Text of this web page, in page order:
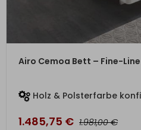
ZUM
Airo Cemoa Bett – Fine-Line
Holz & Polsterfarbe
1.485,75 € 1.981,00€